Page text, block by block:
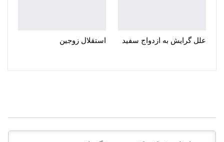
علل گرایش به ازدواج سفید استقلال زوجین